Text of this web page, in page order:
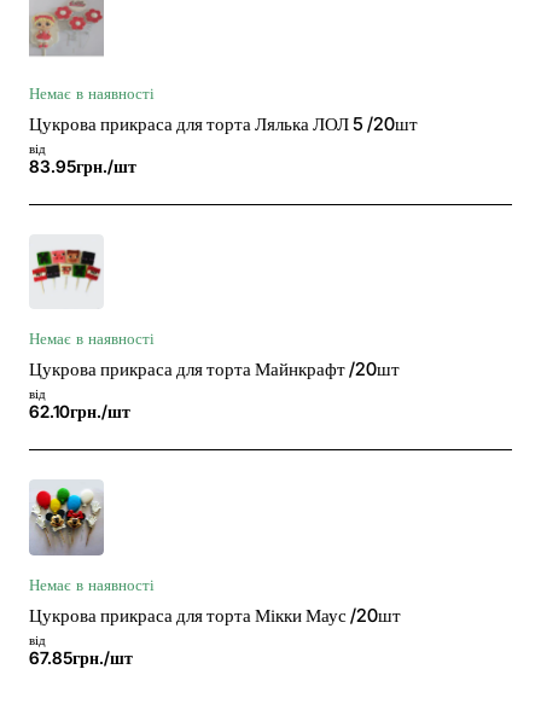
Немає в наявності
Цукрова прикраса для торта Лялька ЛОЛ 5 /20шт
від
83.95грн./шт
Немає в наявності
Цукрова прикраса для торта Майнкрафт /20шт
від
62.10грн./шт
Немає в наявності
Цукрова прикраса для торта Мікки Маус /20шт
від
67.85грн./шт